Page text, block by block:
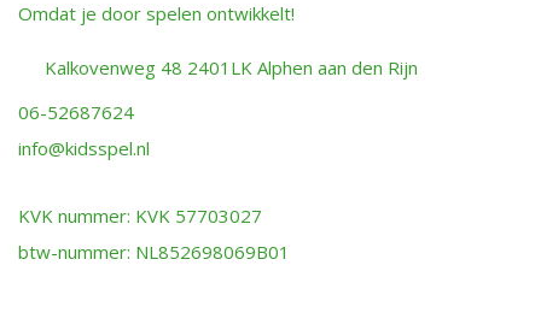
Omdat je door spelen ontwikkelt!
Kalkovenweg 48 2401LK Alphen aan den Rijn
06-52687624
info@kidsspel.nl
KVK nummer: KVK 57703027
btw-nummer: NL852698069B01